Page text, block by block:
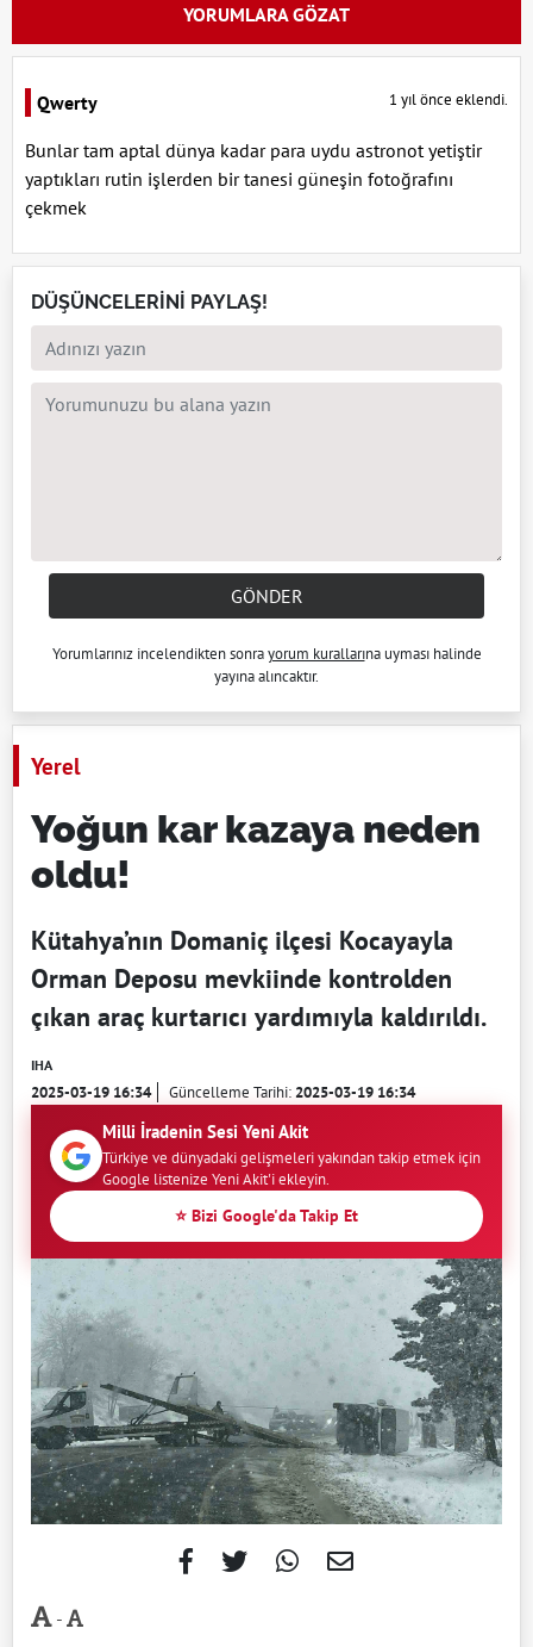
YORUMLARA GÖZAT
Qwerty 1 yıl önce eklendi.
Bunlar tam aptal dünya kadar para uydu astronot yetiştir
yaptıkları rutin işlerden bir tanesi güneşin fotoğrafını
çekmek
DÜŞÜNCELERİNİ PAYLAŞ!
GÖNDER
Yorumlarınız incelendikten sonrayorum kurallarına uyması halinde
yayına alıncaktır.
Yerel
Yoğun kar kazaya neden
oldu!
Kütahya’nın Domaniç ilçesi Kocayayla
Orman Deposu mevkiinde kontrolden
çıkan araç kurtarıcı yardımıyla kaldırıldı.
IHA
2025-03-19 16:34 Güncelleme Tarihi:2025-03-19 16:34
Milli İradenin Sesi Yeni Akit
Türkiye ve dünyadaki gelişmeleri yakından takip etmek için
Google listenize Yeni Akit'i ekleyin.
⭐ Bizi Google'da Takip Et
-